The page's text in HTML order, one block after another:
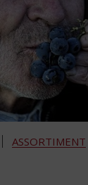
ASSORTIMENT